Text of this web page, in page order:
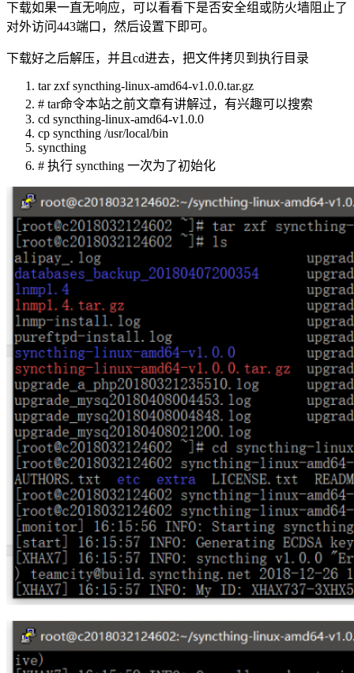
下载如果一直无响应，可以看看下是否安全组或防火墙阻止了
对外访问443端口，然后设置下即可。
下载好之后解压，并且cd进去，把文件拷贝到执行目录
tar zxf syncthing-linux-amd64-v1.0.0.tar.gz
# tar命令本站之前文章有讲解过，有兴趣可以搜索
cd syncthing-linux-amd64-v1.0.0
cp syncthing /usr/local/bin
syncthing
# 执行 syncthing 一次为了初始化